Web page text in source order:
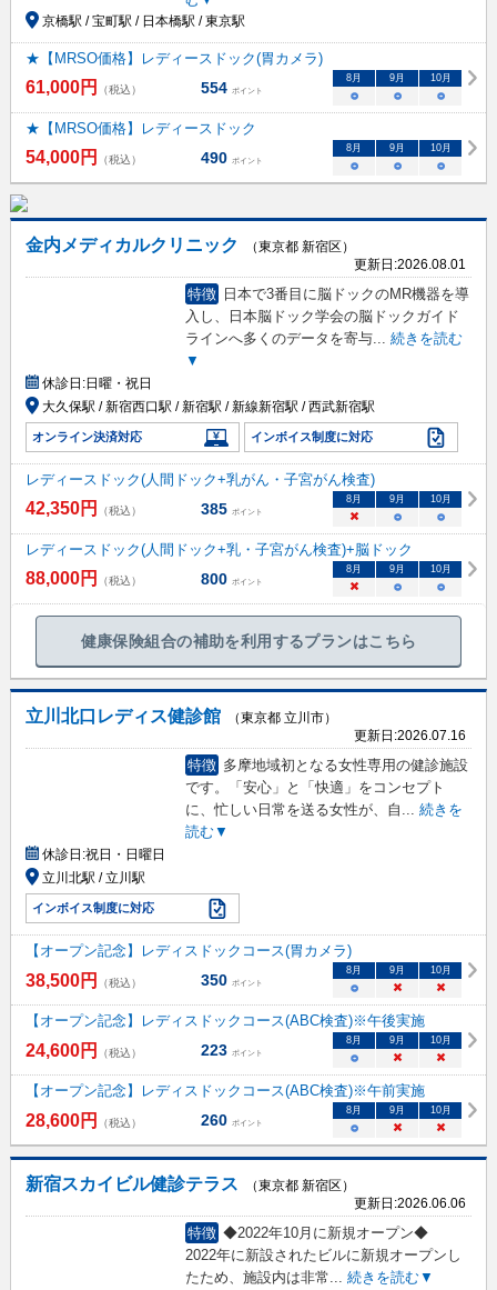
京橋駅 / 宝町駅 / 日本橋駅 / 東京駅
★【MRSO価格】レディースドック(胃カメラ)
61,000円 （税込） 554 ポイント
8 月 9 月 10月
○ ○ ○
★【MRSO価格】レディースドック
54,000円 （税込） 490 ポイント
8 月 9 月 10月
○ ○ ○
金内メディカルクリニック
（東京都 新宿区）
更新日:2026.08.01
特徴 日本で3番目に脳ドックのMR機器を導
入し、日本脳ドック学会の脳ドックガイド
ラインへ多くのデータを寄与...
続きを読む
▼
休診日:日曜・祝日
大久保駅 / 新宿西口駅 / 新宿駅 / 新線新宿駅 / 西武新宿駅
オンライン決済対応 インボイス制度に対応
レディースドック(人間ドック+乳がん・子宮がん検査)
42,350円 （税込） 385 ポイント
8 月 9 月 10月
× ○ ○
レディースドック(人間ドック+乳・子宮がん検査)+脳ドック
88,000円 （税込） 800 ポイント
8 月 9 月 10月
× ○ ○
健康保険組合の補助を利用するプランはこちら
立川北口レディス健診館
（東京都 立川市）
更新日:2026.07.16
特徴 多摩地域初となる女性専用の健診施設
です。「安心」と「快適」をコンセプト
に、忙しい日常を送る女性が、自 ... 続きを
読む▼
休診日:祝日・日曜日
立川北駅 / 立川駅
インボイス制度に対応
【オープン記念】レディスドックコース(胃カメラ)
38,500円 （税込） 350 ポイント
8月 9月 10月
○ × ×
【オープン記念】レディスドックコース(ABC検査)※午後実施
24,600円 （税込） 223 ポイント
8月 9月 10月
○ × ×
【オープン記念】レディスドックコース(ABC検査)※午前実施
28,600円 （税込） 260 ポイント
8月 9月 10月
○ × ×
新宿スカイビル健診テラス
（東京都 新宿区）
更新日:2026.06.06
特徴 ◆2022年10月に新規オープン◆
2022年に新設されたビルに新規オープンし
たため、施設内は非常
続きを読む▼